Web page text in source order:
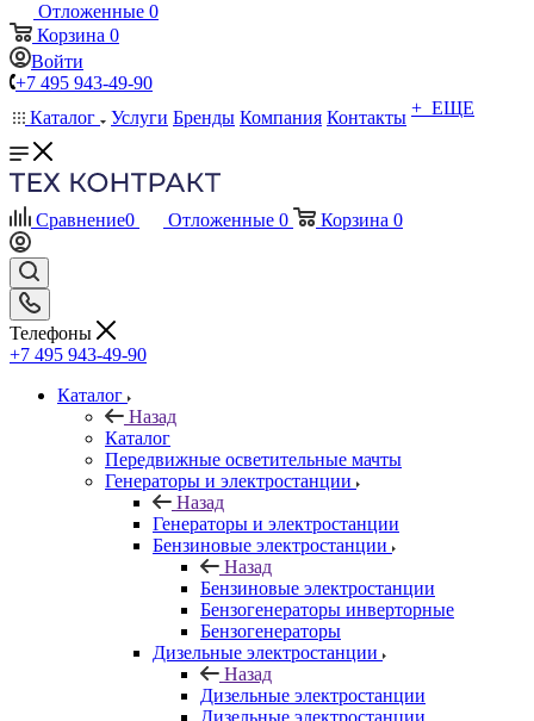
Отложенные 0
Корзина 0
Войти
+7 495 943-49-90
Каталог
Услуги Бренды Компания Контакты + ЕЩЕ
Сравнение0 Отложенные 0 Корзина 0
Телефоны
+7 495 943-49-90
Каталог
Назад
Каталог
Передвижные осветительные мачты
Генераторы и электростанции
Назад
Генераторы и электростанции
Бензиновые электростанции
Назад
Бензиновые электростанции
Бензогенераторы инверторные
Бензогенераторы
Дизельные электростанции
Назад
Дизельные электростанции
Дизельные электростанции